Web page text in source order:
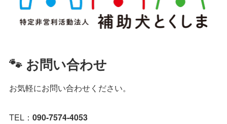
🐾 お問い合わせ
お気軽にお問い合わせください。
TEL：090-7574-4053